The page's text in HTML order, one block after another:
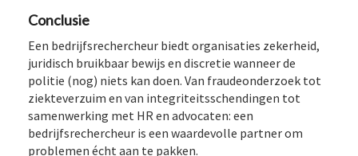
Conclusie
Een bedrijfsrechercheur biedt organisaties zekerheid,
juridisch bruikbaar bewijs en discretie wanneer de
politie (nog) niets kan doen. Van fraudeonderzoek tot
ziekteverzuim en van integriteitsschendingen tot
samenwerking met HR en advocaten: een
bedrijfsrechercheur is een waardevolle partner om
problemen écht aan te pakken.